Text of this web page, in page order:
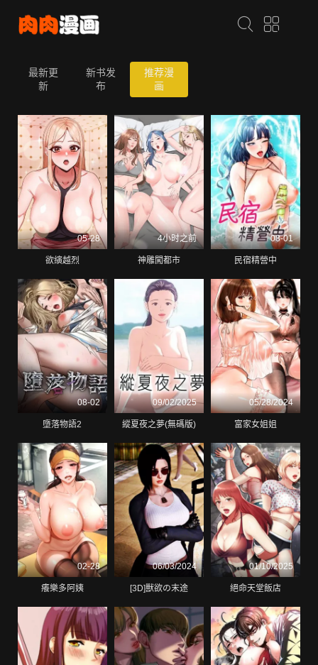
最新更
新
新书发
布
推荐漫
画
05-28
欲縯越烈
4小时之前
神雕闖都市
08-01
民宿精營中
08-02
墮落物語2
09/02/2025
縱夏夜之夢(無碼版)
05/28/2024
富家女姐姐
02-28
癢樂多阿姨
06/03/2024
[3D]獸欲の末途
01/10/2025
絕命天堂飯店